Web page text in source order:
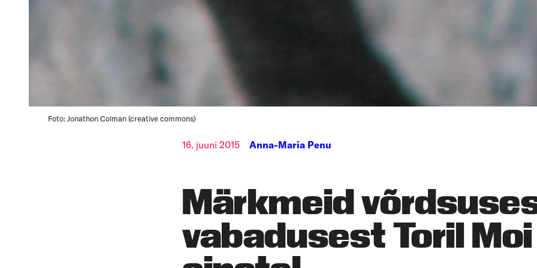
Foto: Jonathon Colman (creative commons)
Märkmeid
vabadusest Toril Moi
16. juuni 2015 Anna-Maria Penu